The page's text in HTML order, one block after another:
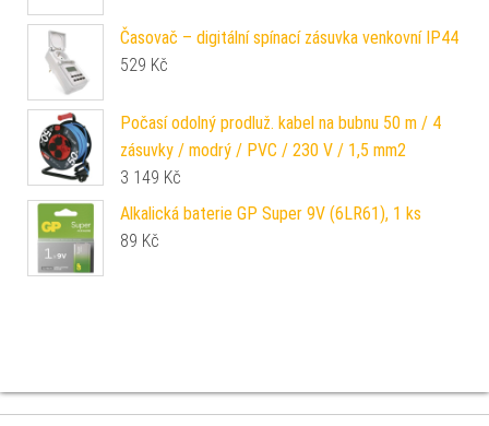
Časovač – digitální spínací zásuvka venkovní IP44
529 Kč
Počasí odolný prodluž. kabel na bubnu 50 m / 4
zásuvky / modrý / PVC / 230 V / 1,5 mm2
3 149 Kč
Alkalická baterie GP Super 9V (6LR61), 1 ks
89 Kč